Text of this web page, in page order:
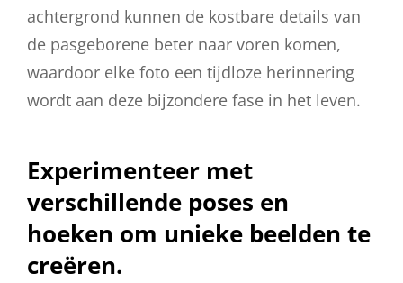
achtergrond kunnen de kostbare details van
de pasgeborene beter naar voren komen,
waardoor elke foto een tijdloze herinnering
wordt aan deze bijzondere fase in het leven.
Experimenteer met
verschillende poses en
hoeken om unieke beelden te
creëren.